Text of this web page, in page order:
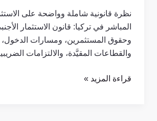
نظرة قانونية شاملة وواضحة على
المباشر في تركيا: قانون الاستثمار
وحقوق المستثمرين، ومسارات الدخول،
والقطاعات المقيَّدة، والالتزامات
قراءة المزيد »